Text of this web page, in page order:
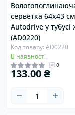
серветка 64х43 см
Autodrive у тубусі
(AD0220)
Код товару: AD0220
В наявності
0
133.00 ₴